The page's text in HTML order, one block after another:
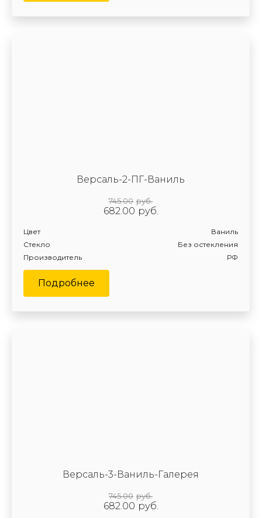
Версаль-2-ПГ-Ваниль
руб.
745.00
руб.
682.00
Цвет Ваниль
Производитель РФ
Стекло Без остекления
Подробнее
Версаль-3-Ваниль-Галерея
руб.
745.00
руб.
682.00